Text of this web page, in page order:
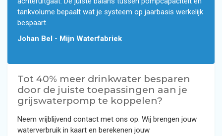
tankvolume bepaalt wat je systeem op jaarbasis werkelijk
bespaart.
Johan Bel - Mijn Waterfabriek
Tot 40% meer drinkwater besparen
door de juiste toepassingen aan je
grijswaterpomp te koppelen?
Neem vrijblijvend contact met ons op. Wij brengen jouw
waterverbruik in kaart en berekenen jouw